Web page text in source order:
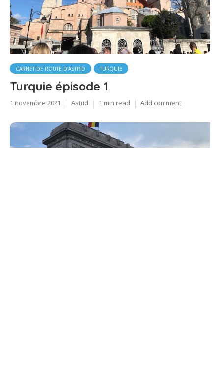
CARNET DE ROUTE D'ASTRID TURQUIE
Turquie épisode 1
1 novembre 2021 Astrid 1 min read Add comment